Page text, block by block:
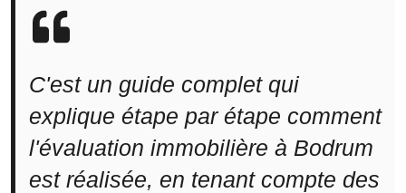
C'est un guide complet qui
explique étape par étape comment
l'évaluation immobilière à Bodrum
est réalisée, en tenant compte des